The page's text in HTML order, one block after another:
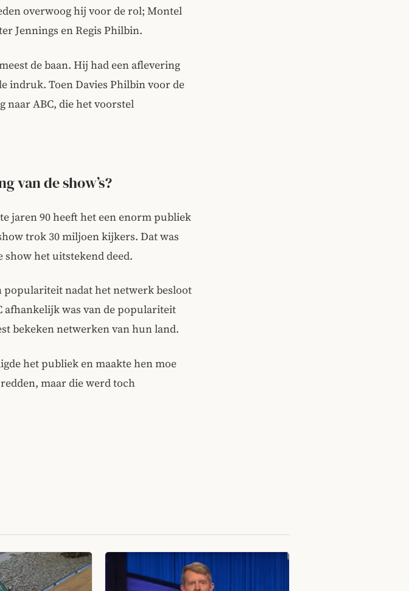
overwoog hij voor de rol; Montel
Jennings en Regis Philbin.
de baan. Hij had een aflevering
indruk. Toen Davies Philbin voor de
naar ABC, die het voorstel
van de show’s?
jaren 90 heeft het een enorm publiek
trok 30 miljoen kijkers. Dat was
het uitstekend deed.
populariteit nadat het netwerk besloot
afhankelijk was van de populariteit
bekeken netwerken van hun land.
het publiek en maakte hen moe
maar die werd toch